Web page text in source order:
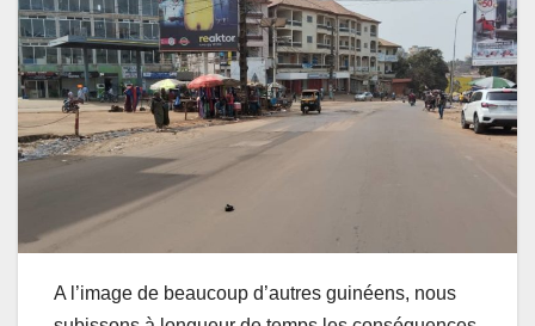
A l’image de beaucoup d’autres guinéens, nous